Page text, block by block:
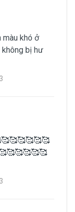
35.000đ
màu khó ở
bị hư